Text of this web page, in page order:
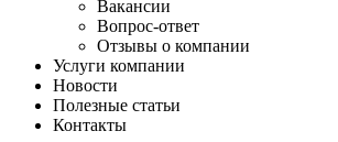
Вакансии
Вопрос-ответ
Отзывы о компании
Услуги компании
Новости
Полезные статьи
Контакты